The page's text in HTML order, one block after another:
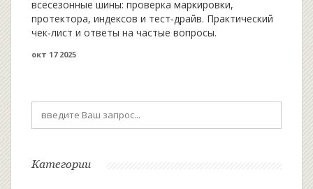
всесезонные шины: проверка маркировки,
протектора, индексов и тест‑драйв. Практический
чек‑лист и ответы на частые вопросы.
окт 17 2025
Категории